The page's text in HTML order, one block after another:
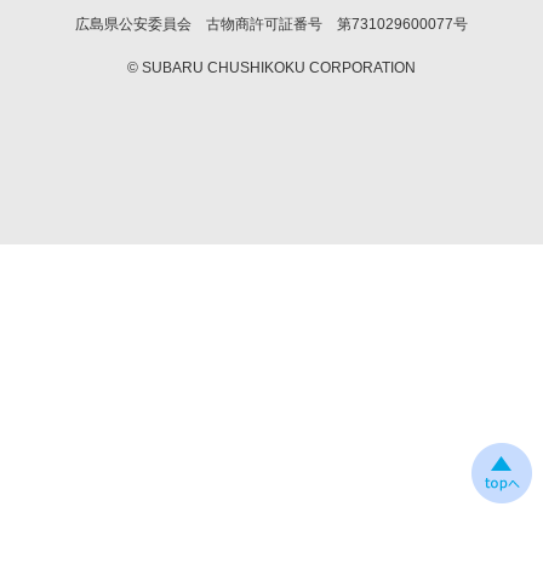
広島県公安委員会 古物商許可証番号 第731029600077号
© SUBARU CHUSHIKOKU CORPORATION